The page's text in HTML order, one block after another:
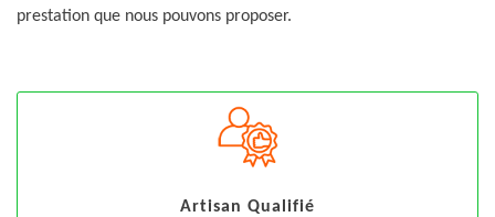
prestation que nous pouvons proposer.
Artisan Qualifié